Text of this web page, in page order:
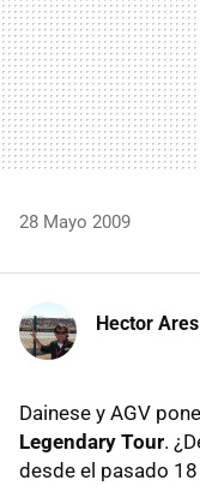
28 Mayo 2009
Hector Ares
Dainese y AGV
Legendary Tour.
desde el pasado